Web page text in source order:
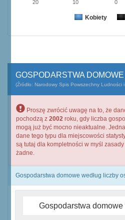
Kobiety
20 10 0
GOSPODARSTWA
(Źródło: Narodowy Spis Powszechny Ludności
Proszę zwrócić uwagę na to, że
pochodzą z 2002 roku, gdy liczba
mogą już być mocno nieaktualne.
dane tego typu dla miejscowości
są tutaj dla kompletności w myśl
żadne.
Gospodarstwa domowe według liczby
Gospodarstwa domowe